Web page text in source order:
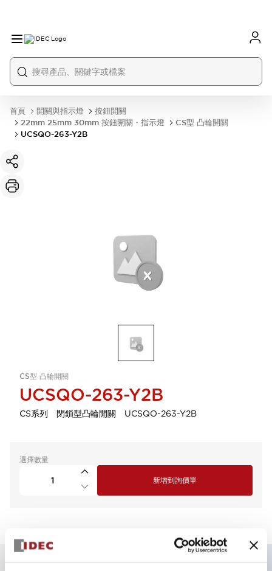
首頁 開關與指示燈
按鈕開關
22mm 25mm 30mm 按鈕開關・指示燈
CS型 凸輪開關
UCSQO-263-Y2B
CS型 凸輪開關
UCSQO-263-Y2B
CS系列 閉鎖型凸輪開關 UCSQO-263-Y2B
選擇數量
新增到詢價單